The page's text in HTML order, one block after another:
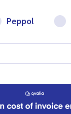
Peppol